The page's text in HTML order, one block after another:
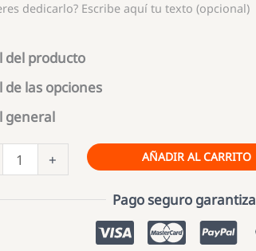
dedicarlo? Escribe aquí tu texto (opcional)
del producto
de las opciones
general
+ AÑADIR AL CARRITO
Pago seguro